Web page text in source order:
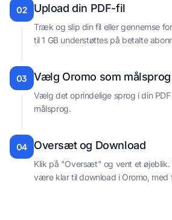
02 Upload din PDF-fil
Træk og slip din fil eller gennemse
til 1 GB understøttes på betalte
03 Vælg Oromo som målsprog
Vælg det oprindelige sprog i din
målsprog.
04 Oversæt og Download
Klik på "Oversæt" og vent et øjeblik.
være klar til download i Oromo, med